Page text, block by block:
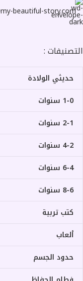
beautiful-story.com
التصنيفات :
حديثي الولادة
1-0 سنوات
2-1 سنوات
4-2 سنوات
6-4 سنوات
8-6 سنوات
كتب تربية
ألعاب
حدود الجسم